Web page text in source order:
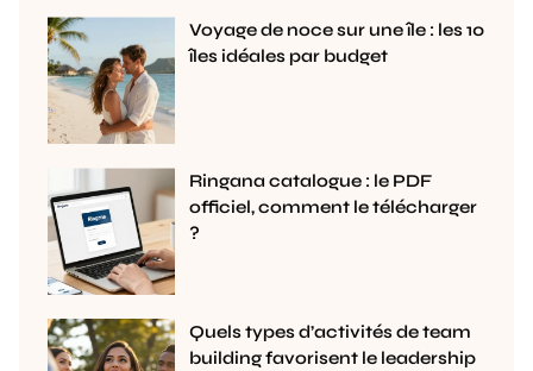
Voyage de noce sur une île : les 10
îles idéales par budget
Ringana catalogue : le PDF
officiel, comment le télécharger
?
Quels types d’activités de team
building favorisent le leadership